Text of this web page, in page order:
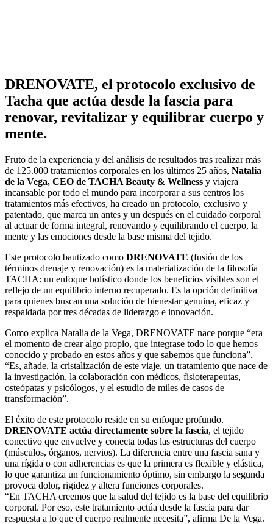
DRENOVATE, el protocolo exclusivo de
Tacha que actúa desde la fascia para
renovar, revitalizar y equilibrar cuerpo y
mente.
Fruto de la experiencia y del análisis de resultados tras realizar más
de 125.000 tratamientos corporales en los últimos 25 años, Natalia
de la Vega, CEO de TACHA Beauty & Wellness y viajera
incansable por todo el mundo para incorporar a sus centros los
tratamientos más efectivos, ha creado un protocolo, exclusivo y
patentado, que marca un antes y un después en el cuidado corporal
al actuar de forma integral, renovando y equilibrando el cuerpo, la
mente y las emociones desde la base misma del tejido.
Este protocolo bautizado como DRENOVATE (fusión de los
términos drenaje y renovación) es la materialización de la filosofía
TACHA: un enfoque holístico donde los beneficios visibles son el
reflejo de un equilibrio interno recuperado. Es la opción definitiva
para quienes buscan una solución de bienestar genuina, eficaz y
respaldada por tres décadas de liderazgo e innovación.
Como explica Natalia de la Vega, DRENOVATE nace porque “era
el momento de crear algo propio, que integrase todo lo que hemos
conocido y probado en estos años y que sabemos que funciona”.
“Es, añade, la cristalización de este viaje, un tratamiento que nace de
la investigación, la colaboración con médicos, fisioterapeutas,
osteópatas y psicólogos, y el estudio de miles de casos de
transformación”.
El éxito de este protocolo reside en su enfoque profundo.
DRENOVATE actúa directamente sobre la fascia, el tejido
conectivo que envuelve y conecta todas las estructuras del cuerpo
(músculos, órganos, nervios). La diferencia entre una fascia sana y
una rígida o con adherencias es que la primera es flexible y elástica,
lo que garantiza un funcionamiento óptimo, sin embargo la segunda
provoca dolor, rigidez y altera funciones corporales.
“En TACHA creemos que la salud del tejido es la base del equilibrio
corporal. Por eso, este tratamiento actúa desde la fascia para dar
respuesta a lo que el cuerpo realmente necesita”, afirma De la Vega.